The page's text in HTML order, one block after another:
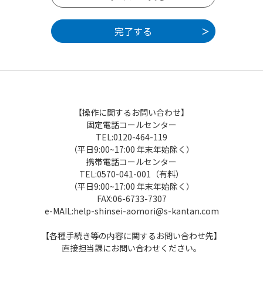
【操作に関するお問い合わせ】
固定電話コールセンター
TEL:0120-464-119
（平日9:00~17:00 年末年始除く）
携帯電話コールセンター
TEL:0570-041-001（有料）
（平日9:00~17:00 年末年始除く）
FAX:06-6733-7307
e-MAIL:help-shinsei-aomori@s-kantan.com
【各種手続き等の内容に関するお問い合わせ先】
直接担当課にお問い合わせください。